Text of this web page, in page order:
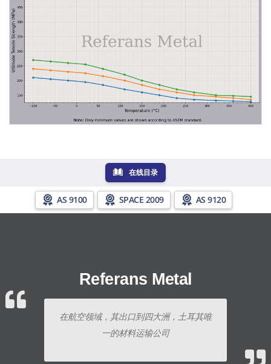
在线目录
AS 9100 SPACE 2009 AS 9120
Referans Metal
在航空领域，其出口到四大洲，土耳其唯
一的材料运输公司